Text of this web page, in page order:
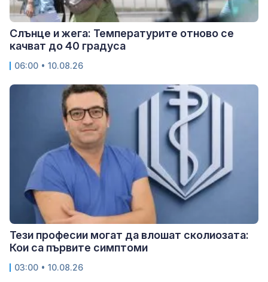
Слънце и жега: Температурите отново се
качват до 40 градуса
06:00 • 10.08.26
Тези професии могат да влошат сколиозата:
Кои са първите симптоми
03:00 • 10.08.26